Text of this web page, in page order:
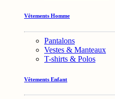
Vêtements Homme
Pantalons
Vestes & Manteaux
T-shirts & Polos
Vêtements Enfant